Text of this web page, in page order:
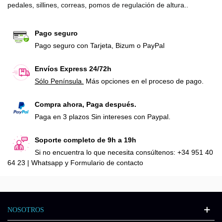
pedales, sillines, correas, pomos de regulación de altura..
Pago seguro
Pago seguro con Tarjeta, Bizum o PayPal
Envíos Express 24/72h
Sólo Península.
Más opciones en el proceso de pago.
Compra ahora, Paga después.
Paga en 3 plazos Sin intereses con Paypal.
Soporte completo de 9h a 19h
Si no encuentra lo que necesita consúltenos: +34 951 40
64 23 | Whatsapp y Formulario de contacto
NOSOTROS